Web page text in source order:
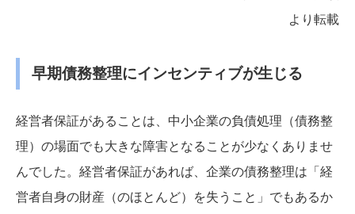
より転載
早期債務整理にインセンティブが生じる
経営者保証があることは、中小企業の負債処理（債務整
理）の場面でも大きな障害となることが少なくありませ
んでした。経営者保証があれば、企業の債務整理は「経
営者自身の財産（のほとんど）を失うこと」でもあるか